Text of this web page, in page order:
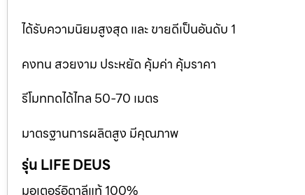
ได้รับความนิยมสูงสุด และ ขายดีเป็นอันดับ 1
คงทน สวยงาม ประหยัด คุ้มค่า คุ้มราคา
รีโมทกดได้ไกล 50-70 เมตร
มาตรฐานการผลิตสูง มีคุณภาพ
รุ่น LIFE DEUS
มอเตอร์อิตาลีแท้ 100%